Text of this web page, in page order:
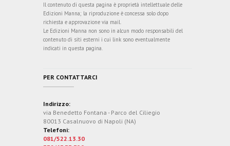
Il contenuto di questa pagina è proprietà intellettuale delle
Edizioni Manna; la riproduzione è concessa solo dopo
richiesta e approvazione via mail.
Le Edizioni Manna non sono in alcun modo responsabili del
contenuto di siti esterni i cui link sono eventualmente
indicati in questa pagina.
PER CONTATTARCI
Indirizzo:
via Benedetto Fontana - Parco del Ciliegio
80013 Casalnuovo di Napoli (NA)
Telefoni:
081/522.13.30